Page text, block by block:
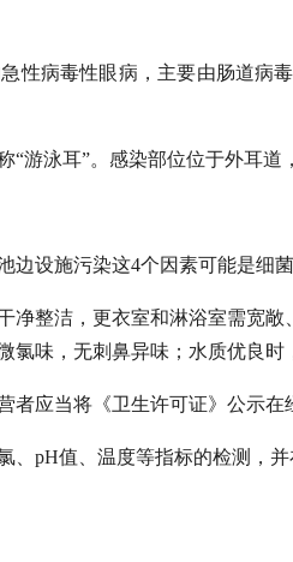
性病毒性眼病，主要由肠道
游泳耳”。感染部位位于外耳
设施污染这4个因素可能是细菌
整洁，更衣室和淋浴室需宽
味，无刺鼻异味；水质优良时
应当将《卫生许可证》公示
pH值、温度等指标的检测，